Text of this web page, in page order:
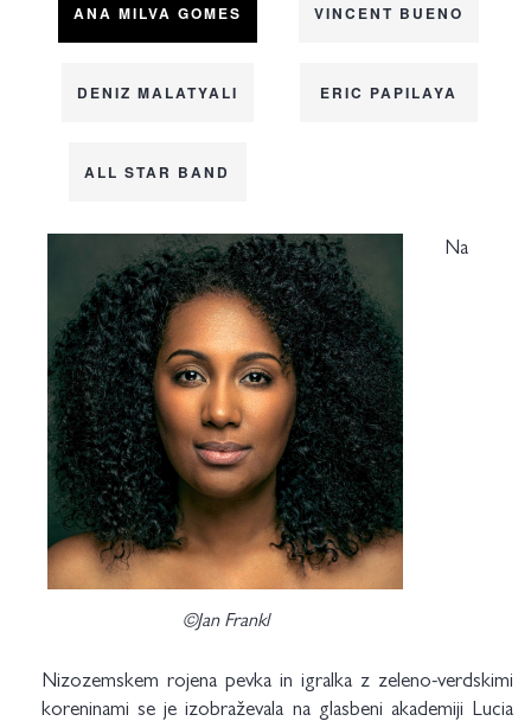
ANA MILVA GOMES VINCENT BUENO
DENIZ MALATYALI ERIC PAPILAYA
ALL STAR BAND
©Jan Frankl
Na
Nizozemskem rojena pevka in igralka z zeleno-verdskimi
koreninami se je izobraževala na glasbeni akademiji Lucia